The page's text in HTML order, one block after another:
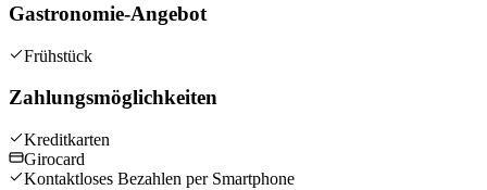
Gastronomie-Angebot
Frühstück
Zahlungsmöglichkeiten
Kreditkarten
Girocard
Kontaktloses Bezahlen per Smartphone